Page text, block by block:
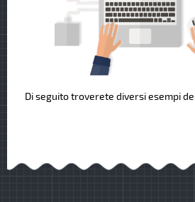
Di seguito troverete diversi esempi